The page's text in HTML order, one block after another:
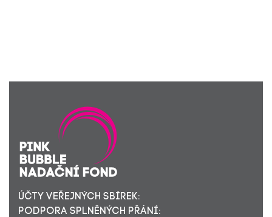
ÚČTY VEŘEJNÝCH SBÍREK:
PODPORA SPLNĚNÝCH PŘÁNÍ: